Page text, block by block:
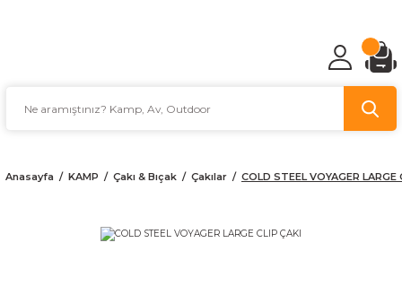
Anasayfa KAMP Çakı & Bıçak Çakılar COLD STEEL VOYAGER LARGE